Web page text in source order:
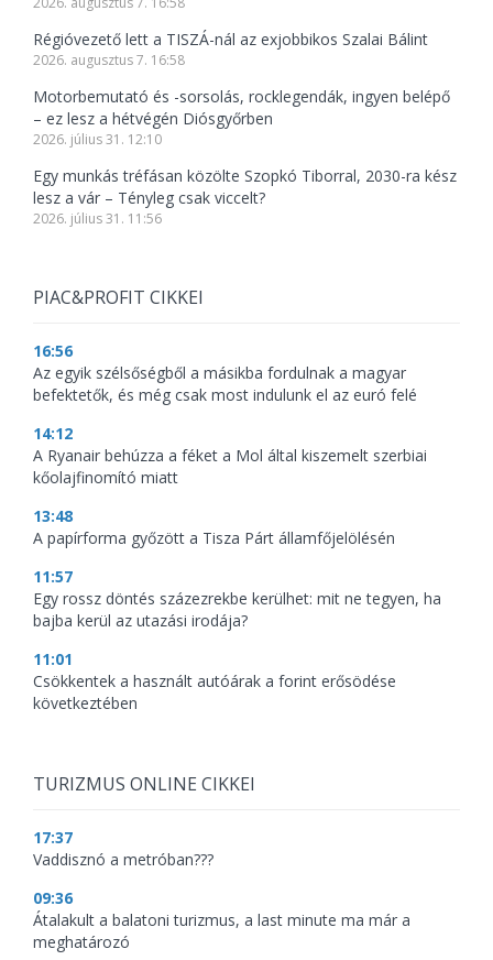
Régióvezető lett a TISZÁ-nál az exjobbikos Szalai Bálint
2026. augusztus 7. 16:58
Motorbemutató és -sorsolás, rocklegendák, ingyen belépő
– ez lesz a hétvégén Diósgyőrben
2026. július 31. 12:10
Egy munkás tréfásan közölte Szopkó Tiborral, 2030-ra kész
lesz a vár – Tényleg csak viccelt?
2026. július 31. 11:56
PIAC&PROFIT CIKKEI
16:56
Az egyik szélsőségből a másikba fordulnak a magyar
befektetők, és még csak most indulunk el az euró felé
14:12
A Ryanair behúzza a féket a Mol által kiszemelt szerbiai
kőolajfinomító miatt
13:48
A papírforma győzött a Tisza Párt államfőjelölésén
11:57
Egy rossz döntés százezrekbe kerülhet: mit ne tegyen, ha
bajba kerül az utazási irodája?
11:01
Csökkentek a használt autóárak a forint erősödése
következtében
TURIZMUS ONLINE CIKKEI
17:37
Vaddisznó a metróban???
09:36
Átalakult a balatoni turizmus, a last minute ma már a
meghatározó